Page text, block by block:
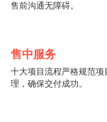
售前沟通无障碍。
售中服务
十大项目流程严格规范项
理，确保交付成功。